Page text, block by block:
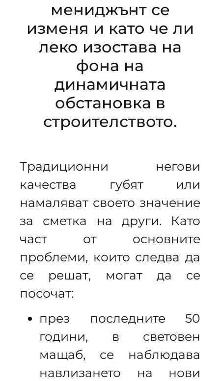
мениджънт се
изменя и като че ли
леко изостава на
фона на
динамичната
обстановка в
строителството.
Традиционни негови
качества губят или
намаляват своето значение
за сметка на други. Като
част от основните
проблеми, които следва да
се решат, могат да се
посочат:
през последните 50
години, в световен
мащаб, се наблюдава
навлизането на нови